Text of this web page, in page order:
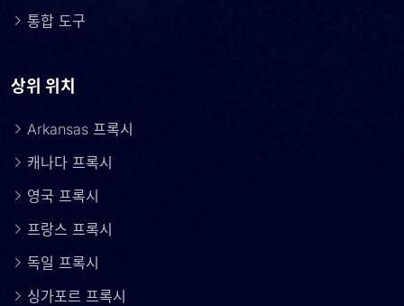
통합 도구
상위 위치
Arkansas 프록시
캐나다 프록시
영국 프록시
프랑스 프록시
독일 프록시
싱가포르 프록시